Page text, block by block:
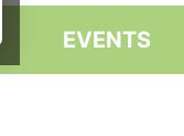
EVENTS